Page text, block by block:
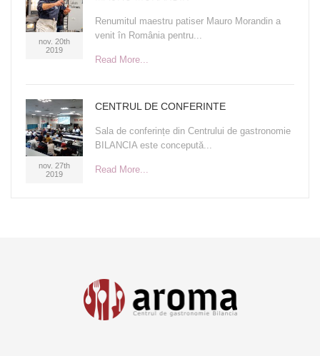
nov. 20th
2019
Renumitul maestru patiser Mauro Morandin a
venit în România pentru...
Read More...
nov. 27th
2019
CENTRUL DE CONFERINTE
Sala de conferințe din Centrului de gastronomie
BILANCIA este concepută...
Read More...